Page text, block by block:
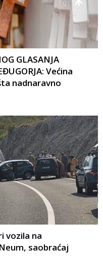
GLASANJA
Većina
nadnaravno
vozila na
saobraćaj